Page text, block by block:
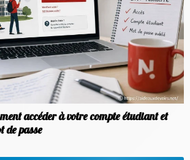
accéder à votre compte étudiant et
de passe